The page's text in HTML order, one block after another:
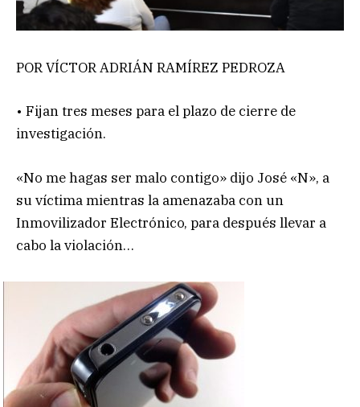
POR VÍCTOR ADRIÁN RAMÍREZ PEDROZA
• Fijan tres meses para el plazo de cierre de
investigación.
«No me hagas ser malo contigo» dijo José «N», a
su víctima mientras la amenazaba con un
Inmovilizador Electrónico, para después llevar a
cabo la violación…